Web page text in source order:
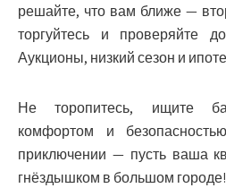
решайте, что вам ближе —
торгуйтесь и проверяйте
Аукционы, низкий сезон и
Не торопитесь, ищите
комфортом и
приключении — пусть ваша
гнёздышком в большом городе!